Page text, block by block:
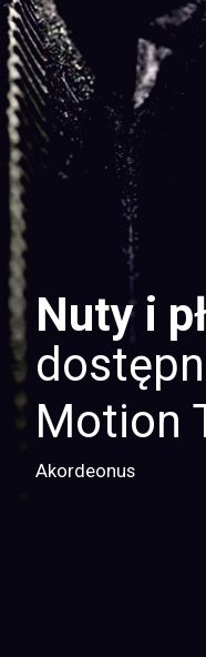
Nuty i
Motion
Akordeonus